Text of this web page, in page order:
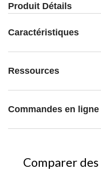
Produit Détails
Caractéristiques
Ressources
Commandes en
Comparer